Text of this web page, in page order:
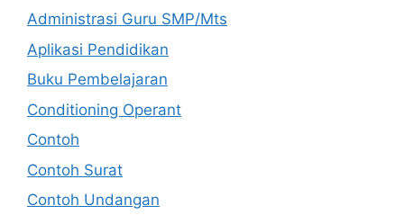
Administrasi Guru SMP/Mts
Aplikasi Pendidikan
Buku Pembelajaran
Conditioning Operant
Contoh
Contoh Surat
Contoh Undangan